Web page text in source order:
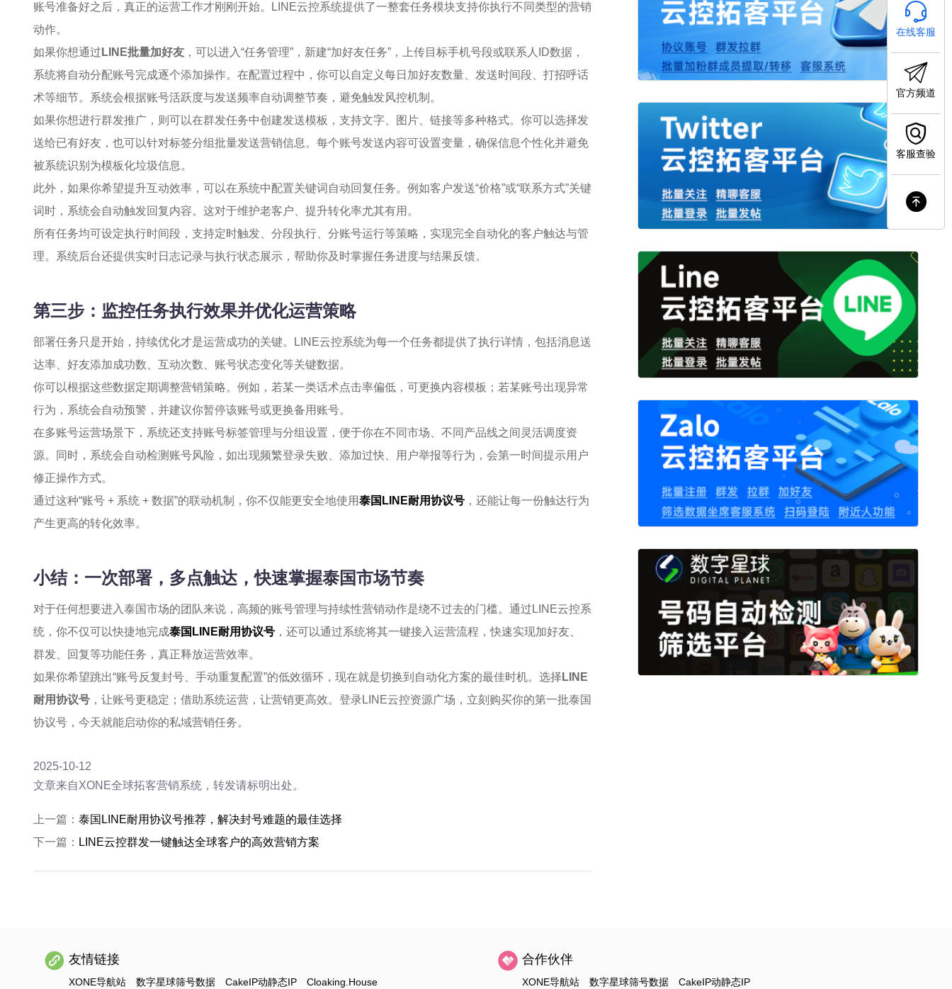
账号准备好之后，真正的运营工作才刚刚开始。LINE云控系统提供了一整套任务模块支持你执行不同类型的营销
动作。
如果你想通过 LINE批量加好友 ，可以进入“任务管理”，新建“加好友任务”，上传目标手机号段或联系人ID数据，
系统将自动分配账号完成逐个添加操作。在配置过程中，你可以自定义每日加好友数量、发送时间段、打招呼话
术等细节。系统会根据账号活跃度与发送频率自动调整节奏，避免触发风控机制。
如果你想进行群发推广，则可以在群发任务中创建发送模板，支持文字、图片、链接等多种格式。你可以选择发
送给已有好友，也可以针对标签分组批量发送营销信息。每个账号发送内容可设置变量，确保信息个性化并避免
被系统识别为模板化垃圾信息。
此外，如果你希望提升互动效率，可以在系统中配置关键词自动回复任务。例如客户发送“价格”或“联系方式”关键
词时，系统会自动触发回复内容。这对于维护老客户、提升转化率尤其有用。
所有任务均可设定执行时间段，支持定时触发、分段执行、分账号运行等策略，实现完全自动化的客户触达与管
理。系统后台还提供实时日志记录与执行状态展示，帮助你及时掌握任务进度与结果反馈。
第三步：监控任务执行效果并优化运营策略
部署任务只是开始，持续优化才是运营成功的关键。LINE云控系统为每一个任务都提供了执行详情，包括消息送
达率、好友添加成功数、互动次数、账号状态变化等关键数据。
你可以根据这些数据定期调整营销策略。例如，若某一类话术点击率偏低，可更换内容模板；若某账号出现异常
行为，系统会自动预警，并建议你暂停该账号或更换备用账号。
在多账号运营场景下，系统还支持账号标签管理与分组设置，便于你在不同市场、不同产品线之间灵活调度资
源。同时，系统会自动检测账号风险，如出现频繁登录失败、添加过快、用户举报等行为，会第一时间提示用户
修正操作方式。
通过这种“账号 + 系统 + 数据”的联动机制，你不仅能更安全地使用泰国LINE耐用协议号 ，还能让每一份触达行为
产生更高的转化效率。
小结：一次部署，多点触达，快速掌握泰国市场节奏
对于任何想要进入泰国市场的团队来说，高频的账号管理与持续性营销动作是绕不过去的门槛。通过LINE云控系
统，你不仅可以快捷地完成泰国LINE耐用协议号 ，还可以通过系统将其一键接入运营流程，快速实现加好友、
群发、回复等功能任务，真正释放运营效率。
如果你希望跳出“账号反复封号、手动重复配置”的低效循环，现在就是切换到自动化方案的最佳时机。选择 LINE
耐用协议号 ，让账号更稳定；借助系统运营，让营销更高效。登录LINE云控资源广场，立刻购买你的第一批泰国
协议号，今天就能启动你的私域营销任务。
2025-10-12
文章来自XONE全球拓客营销系统，转发请标明出处。
上一篇： 泰国LINE耐用协议号推荐，解决封号难题的最佳选择
下一篇： LINE云控群发一键触达全球客户的高效营销方案
友情链接
XONE导航站 数字星球筛号数据 CakeIP动静态IP Cloaking.House
合作伙伴
XONE导航站 数字星球筛号数据 CakeIP动静态IP
在线客服
官方频道
客服查验